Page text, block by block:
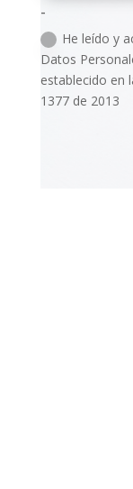
-
He leído y
Datos
establecido en
1377 de 2013